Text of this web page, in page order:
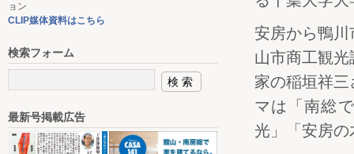
安房から鴨
山市商工観
家の稲垣祥
マは「南総
光」「安房
ョン
CLIP媒体資料はこちら
検索フォーム
最新号掲載広告